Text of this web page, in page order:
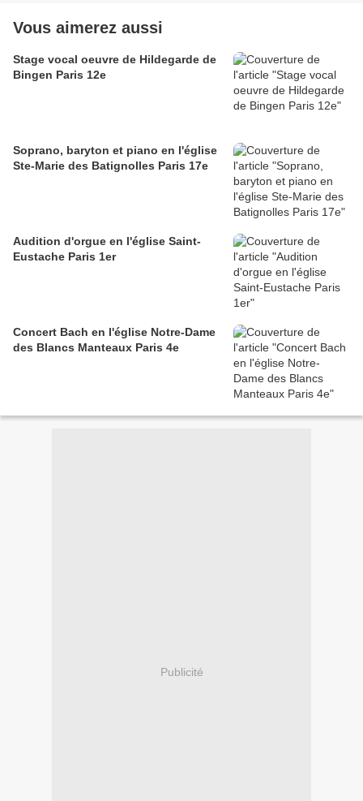
Vous aimerez aussi
Stage vocal oeuvre de Hildegarde de
Bingen Paris 12e
Soprano, baryton et piano en l'église
Ste-Marie des Batignolles Paris 17e
Audition d'orgue en l'église Saint-
Eustache Paris 1er
Concert Bach en l'église Notre-Dame
des Blancs Manteaux Paris 4e
Publicité